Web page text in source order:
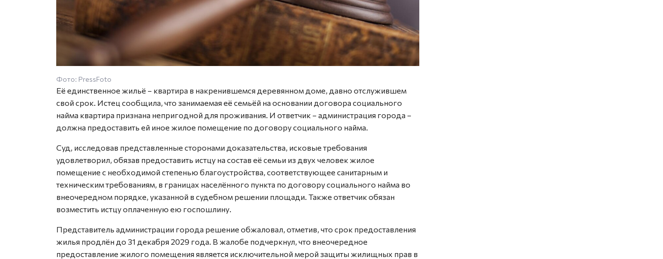
Фото: PressFoto
Её единственное жильё – квартира в накренившемся деревянном доме, давно отслужившем
свой срок. Истец сообщила, что занимаемая её семьёй на основании договора социального
найма квартира признана непригодной для проживания. И ответчик – администрация города –
должна предоставить ей иное жилое помещение по договору социального найма.
Суд, исследовав представленные сторонами доказательства, исковые требования
удовлетворил, обязав предоставить истцу на состав её семьи из двух человек жилое
помещение с необходимой степенью благоустройства, соответствующее санитарным и
техническим требованиям, в границах населённого пункта по договору социального найма во
внеочередном порядке, указанной в судебном решении площади. Также ответчик обязан
возместить истцу оплаченную ею госпошлину.
Представитель администрации города решение обжаловал, отметив, что срок предоставления
жилья продлён до 31 декабря 2029 года. В жалобе подчеркнул, что внеочередное
предоставление жилого помещения является исключительной мерой защиты жилищных прав в